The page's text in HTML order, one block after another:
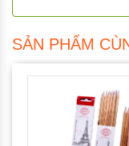
SẢN PHẨM